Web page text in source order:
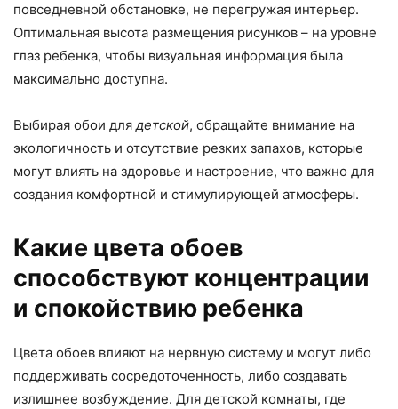
повседневной обстановке, не перегружая интерьер.
Оптимальная высота размещения рисунков – на уровне
глаз ребенка, чтобы визуальная информация была
максимально доступна.
Выбирая обои длядетской, обращайте внимание на
экологичность и отсутствие резких запахов, которые
могут влиять на здоровье и настроение, что важно для
создания комфортной и стимулирующей атмосферы.
Какие цвета обоев
способствуют концентрации
и спокойствию ребенка
Цвета обоев влияют на нервную систему и могут либо
поддерживать сосредоточенность, либо создавать
излишнее возбуждение. Для детской комнаты, где